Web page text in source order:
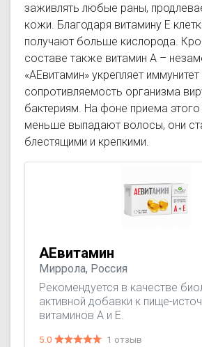
заживлять любые раны,
кожи. Благодаря витамину Е
получают больше кислорода.
составе также витамин А –
«АЕвитамин» укрепляет
сопротивляемость организма
бактериям. На фоне приема этого
меньше выпадают волосы, они
блестящими и крепкими.
АЕвитамин
Миррола, Россия
Рекомендуется в качестве
активной добавки к пище-
витаминов А и Е.
5.0 1 отзыв